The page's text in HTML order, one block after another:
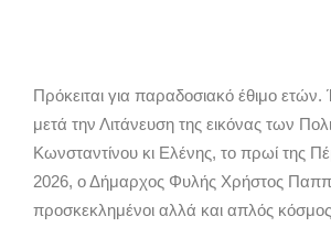
Πρόκειται για παραδοσιακό έθιμο ετών.
μετά την Λιτάνευση της εικόνας των
Κωνσταντίνου κι Ελένης, το πρωί της
2026, ο Δήμαρχος Φυλής Χρήστος
προσκεκλημένοι αλλά και απλός